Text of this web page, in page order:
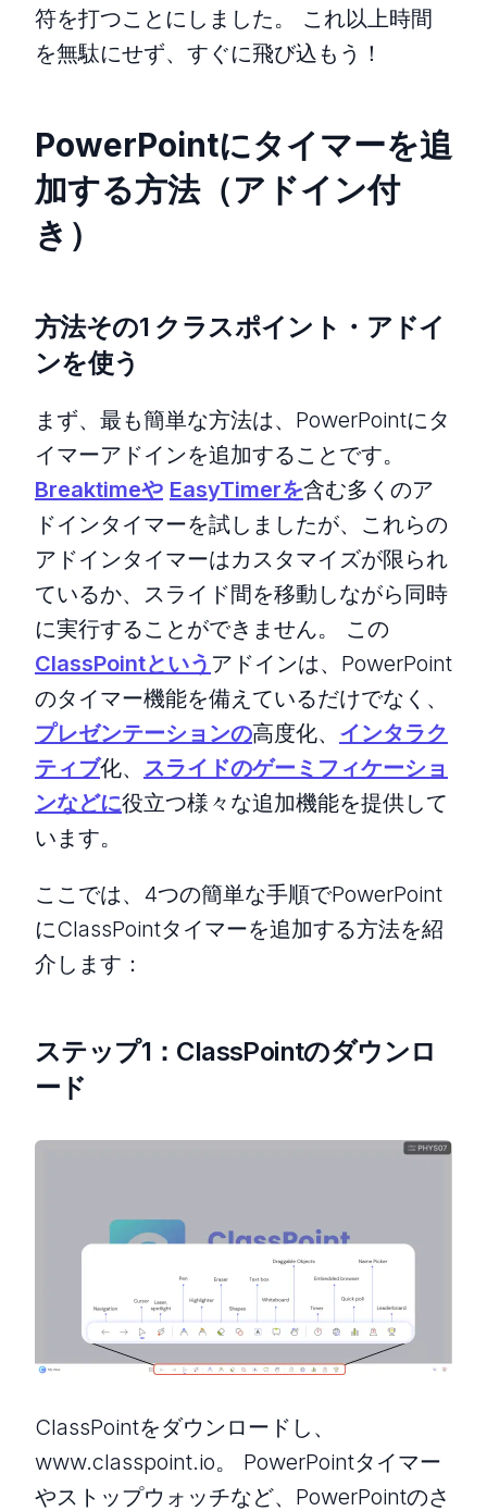
符を打つことにしました。 これ以上時間
を無駄にせず、すぐに飛び込もう！
PowerPointにタイマーを追
加する方法（アドイン付
き）
方法その1 クラスポイント・アドイ
ンを使う
まず、最も簡単な方法は、PowerPointにタ
イマーアドインを追加することです。
Breaktimeや EasyTimerを含む多くのア
ドインタイマーを試しましたが、これらの
アドインタイマーはカスタマイズが限られ
ているか、スライド間を移動しながら同時
に実行することができません。 この
ClassPointという アドインは、PowerPoint
のタイマー機能を備えているだけでなく、
プレゼンテーションの高度化、 インタラク
ティブ化、 スライドのゲーミフィケーショ
ンなどに役立つ様々な追加機能を提供して
います。
ここでは、4つの簡単な手順でPowerPoint
にClassPointタイマーを追加する方法を紹
介します：
ステップ1：ClassPointのダウンロ
ード
ClassPointをダウンロードし、
www.classpoint.io。 PowerPointタイマー
やストップウォッチなど、PowerPointのさ